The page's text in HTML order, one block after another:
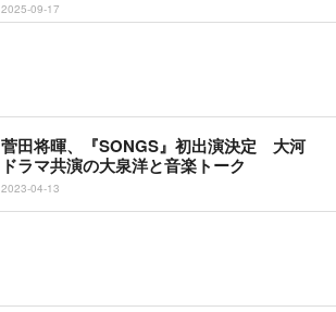
2025-09-17
菅田将暉、『SONGS』初出演決定 大河
ドラマ共演の大泉洋と音楽トーク
2023-04-13